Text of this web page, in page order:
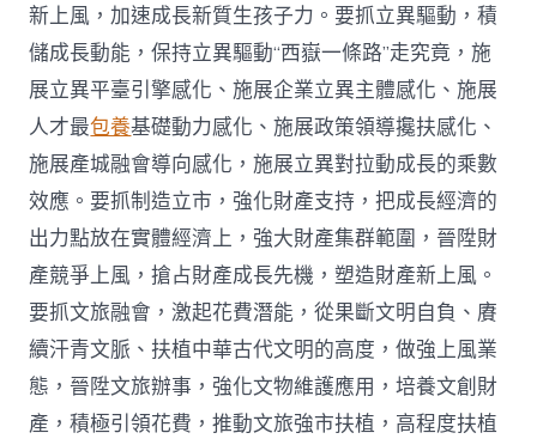
新上風，加速成長新質生孩子力。要抓立異驅動，積
儲成長動能，保持立異驅動“西嶽一條路”走究竟，施
展立異平臺引擎感化、施展企業立異主體感化、施展
人才最包養基礎動力感化、施展政策領導攙扶感化、
施展產城融會導向感化，施展立異對拉動成長的乘數
效應。要抓制造立市，強化財產支持，把成長經濟的
出力點放在實體經濟上，強大財產集群範圍，晉陞財
產競爭上風，搶占財產成長先機，塑造財產新上風。
要抓文旅融會，激起花費潛能，從果斷文明自負、賡
續汗青文脈、扶植中華古代文明的高度，做強上風業
態，晉陞文旅辦事，強化文物維護應用，培養文創財
產，積極引領花費，推動文旅強市扶植，高程度扶植